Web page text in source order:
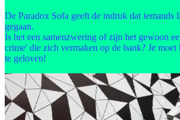
De Paradox Sofa geeft de indruk dat iemands
gegaan.
Is het een samenzwering of zijn het gewoon
crime' die zich vermaken op de bank? Je
te geloven!